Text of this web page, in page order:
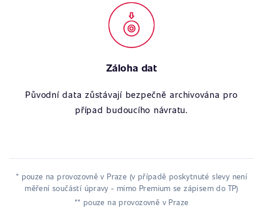
Záloha dat
Původní data zůstávají bezpečně archivována pro
případ budoucího návratu.
* pouze na provozovně v Praze (v případě poskytnuté slevy není
měření součástí úpravy - mimo Premium se zápisem do TP)
** pouze na provozovně v Praze